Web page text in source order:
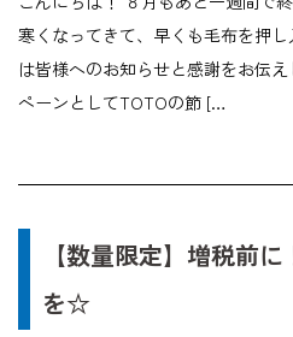
寒くなってきて、早くも毛布を押
は皆様へのお知らせと感謝をお伝
ペーンとしてTOTOの節 […
【数量限定】増税前
を☆